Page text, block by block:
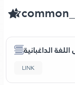
الداغبانية
LINK